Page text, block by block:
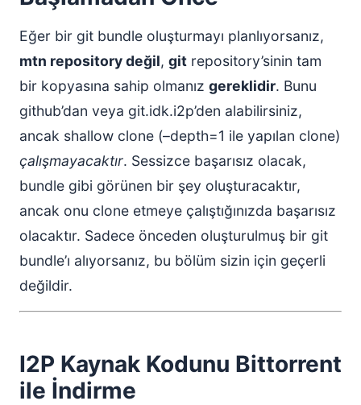
Eğer bir git bundle oluşturmayı planlıyorsanız,
mtn repository değil, git repository’sinin tam
bir kopyasına sahip olmanız gereklidir. Bunu
github’dan veya git.idk.i2p’den alabilirsiniz,
ancak shallow clone (–depth=1 ile yapılan clone)
çalışmayacaktır. Sessizce başarısız olacak,
bundle gibi görünen bir şey oluşturacaktır,
ancak onu clone etmeye çalıştığınızda başarısız
olacaktır. Sadece önceden oluşturulmuş bir git
bundle’ı alıyorsanız, bu bölüm sizin için geçerli
değildir.
I2P Kaynak Kodunu Bittorrent
ile İndirme